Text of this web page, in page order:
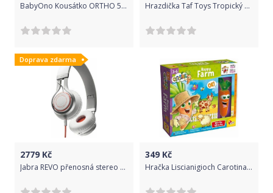
BabyOno Kousátko ORTHO 515/01 Hrazdička Taf Toys Tropický Orchestr
Doprava zdarma
2779 Kč
Jabra REVO přenosná stereo sluchátka/HF sada,White
349 Kč
Hračka Liscianigioch Carotina mluvící pero - Farma